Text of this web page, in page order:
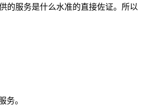
的服务是什么水准的直接佐证。所以
务。